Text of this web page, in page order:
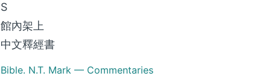
S
館內架上
中文釋經書
Bible. N.T. Mark — Commentaries